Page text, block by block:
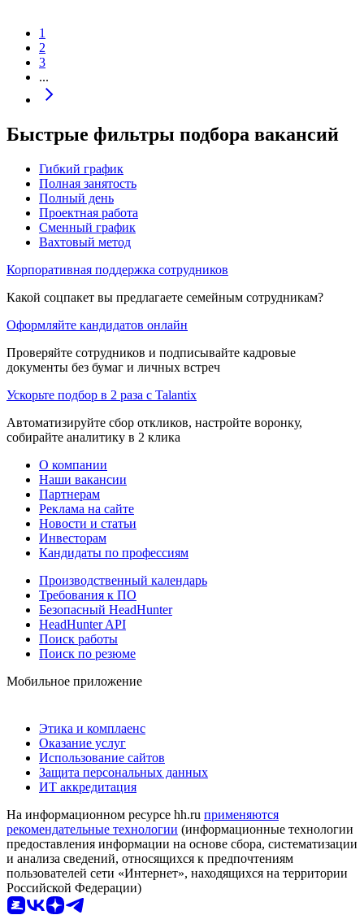
1
2
3
...
Быстрые фильтры подбора вакансий
Гибкий график
Полная занятость
Полный день
Проектная работа
Сменный график
Вахтовый метод
Корпоративная поддержка сотрудников
Какой соцпакет вы предлагаете семейным сотрудникам?
Оформляйте кандидатов онлайн
Проверяйте сотрудников и подписывайте кадровые
документы без бумаг и личных встреч
Ускорьте подбор в 2 раза с Talantix
Автоматизируйте сбор откликов, настройте воронку,
собирайте аналитику в 2 клика
О компании
Наши вакансии
Партнерам
Реклама на сайте
Новости и статьи
Инвесторам
Кандидаты по профессиям
Производственный календарь
Требования к ПО
Безопасный HeadHunter
HeadHunter API
Поиск работы
Поиск по резюме
Мобильное приложение
Этика и комплаенс
Оказание услуг
Использование сайтов
Защита персональных данных
ИТ аккредитация
На информационном ресурсе hh.ru применяются
рекомендательные технологии (информационные технологии
предоставления информации на основе сбора, систематизации
и анализа сведений, относящихся к предпочтениям
пользователей сети «Интернет», находящихся на территории
Российской Федерации)